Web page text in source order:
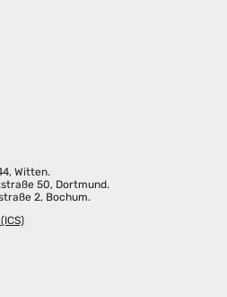
Witten.
50, Dortmund.
2, Bochum.